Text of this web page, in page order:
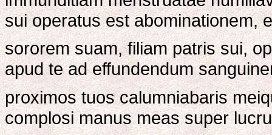
sui operatus est abominationem,
sororem suam, filiam patris sui,
apud te ad effundendum
proximos tuos calumniabaris
complosi manus meas super